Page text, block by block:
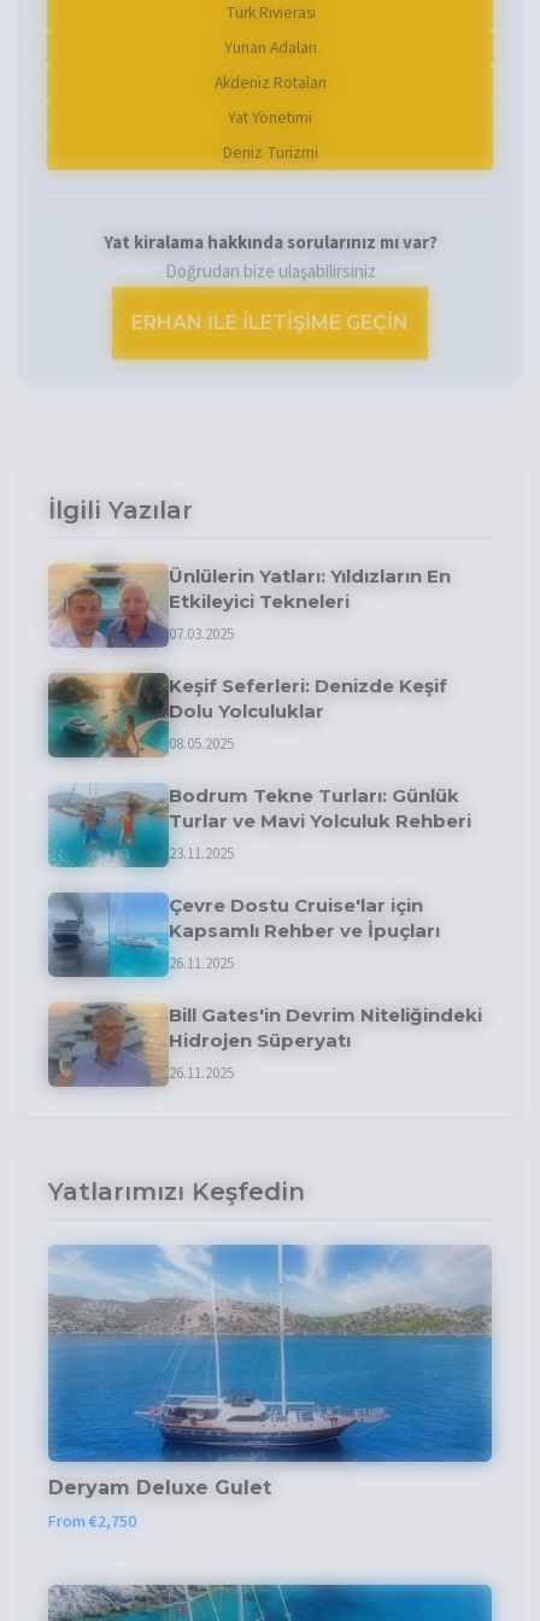
Türk Rivierası
Yunan Adaları
Akdeniz Rotaları
Yat Yönetimi
Deniz Turizmi
Yat kiralama hakkında sorularınız mı var?
Doğrudan bize ulaşabilirsiniz
ERHAN ILE İLETIŞIME GEÇIN
İlgili Yazılar
Ünlülerin Yatları: Yıldızların En
Etkileyici Tekneleri
07.03.2025
Keşif Seferleri: Denizde Keşif
Dolu Yolculuklar
08.05.2025
Bodrum Tekne Turları: Günlük
Turlar ve Mavi Yolculuk Rehberi
23.11.2025
Çevre Dostu Cruise'lar için
Kapsamlı Rehber ve İpuçları
26.11.2025
Bill Gates'in Devrim Niteliğindeki
Hidrojen Süperyatı
26.11.2025
Yatlarımızı Keşfedin
Deryam Deluxe Gulet
From €2,750